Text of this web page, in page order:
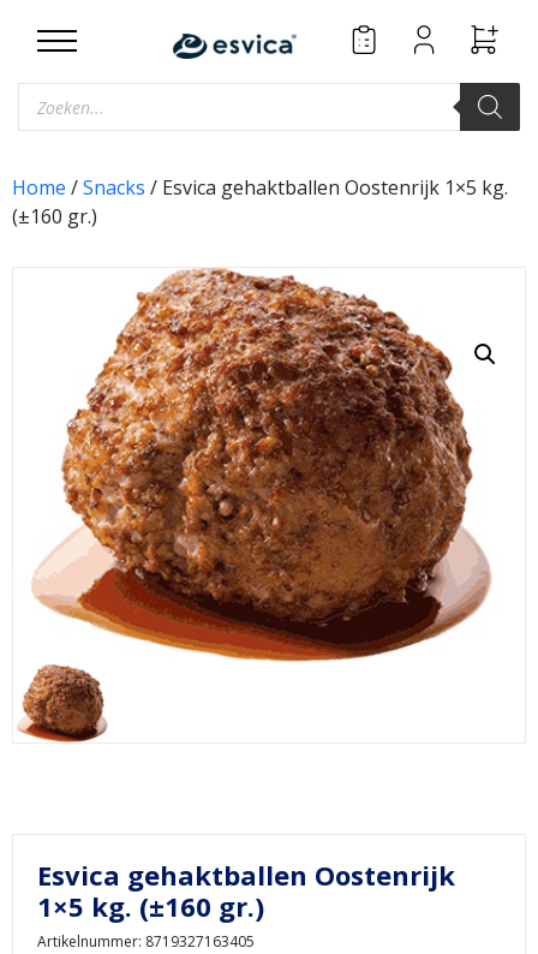
Producten
zoeken
Home /Snacks / Esvica gehaktballen Oostenrijk 1×5 kg.
(±160 gr.)
Esvica gehaktballen Oostenrijk
1×5 kg. (±160 gr.)
Artikelnummer: 8719327163405